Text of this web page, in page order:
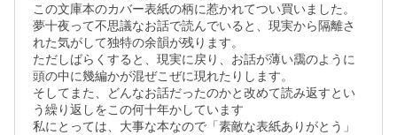
この文庫本のカバー表紙の柄に惹かれてつい買いました。
夢十夜って不思議なお話で読んでいると、現実から隔離さ
れた気がして独特の余韻が残ります。
ただしばらくすると、現実に戻り、お話が薄い靄のように
頭の中に幾編かが混ぜこぜに現れたりします。
そしてまた、どんなお話だったのかと改めて読み返すとい
う繰り返しをこの何十年かしています
私にとっては、大事な本なので「素敵な表紙ありがとう」